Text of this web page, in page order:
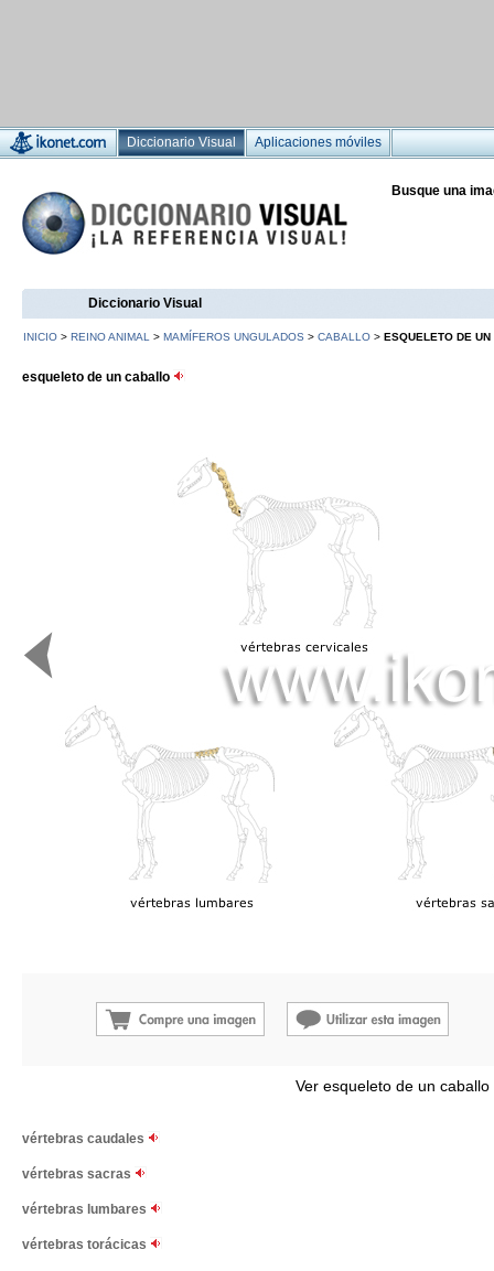
Diccionario Visual Aplicaciones móviles
Busque una
Diccionario Visual
INICIO > REINO ANIMAL > MAMÍFEROS UNGULADOS > CABALLO > ESQUELETO DE
esqueleto de un caballo
Ver esqueleto de un
vértebras caudales
vértebras sacras
vértebras lumbares
vértebras torácicas